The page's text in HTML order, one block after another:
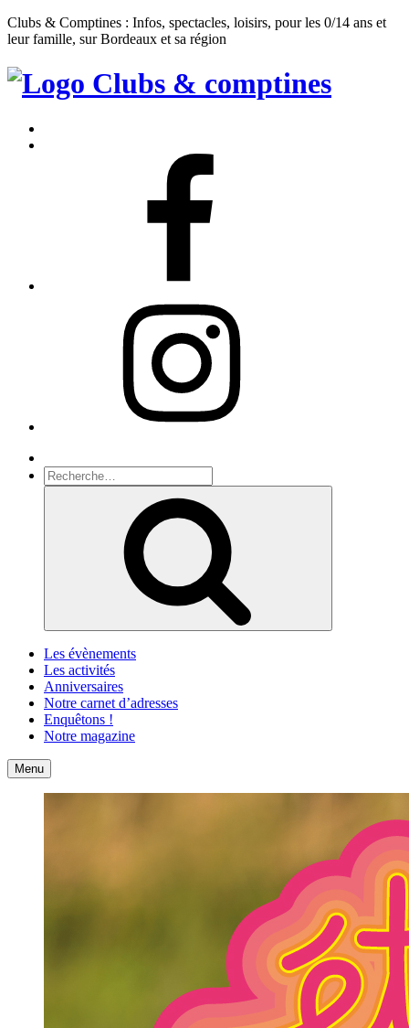
Clubs & Comptines : Infos, spectacles, loisirs, pour les 0/14 ans et
leur famille, sur Bordeaux et sa région
Clubs
Comptines
Recherche
pour
Les évènements
Les activités
Anniversaires
Notre carnet d’adresses
Enquêtons !
Notre magazine
Accueil
Menu Contact